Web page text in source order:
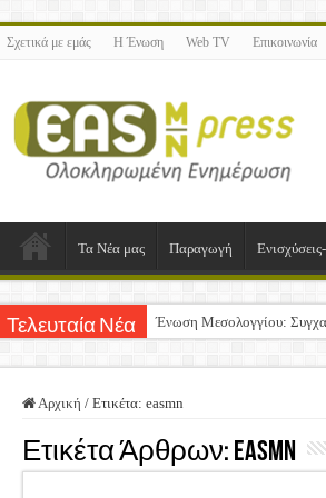
Σχετικά με εμάς Η Ένωση Web TV Επικοινωνία
Τα Νέα μας Παραγωγή
Τελευταία Νέα Ένωση Μεσολογγίου:
Ανακοίνωση: Επιστροφή
Αρχική / Ετικέτα: easmn
Ετικέτα Άρθρων: easmn